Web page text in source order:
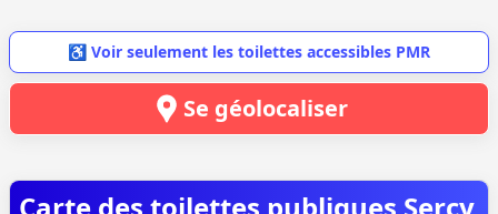
♿ Voir seulement les toilettes accessibles PMR
Se géolocaliser